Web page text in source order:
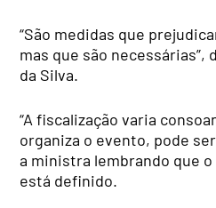
“São medidas que
mas que são necessárias”,
da Silva.
“A fiscalização varia
organiza o evento, pode ser
a ministra lembrando que
está definido.